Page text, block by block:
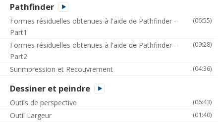
Pathfinder
(06:55)
Formes résiduelles obtenues à l'aide de Pathfinder -
Part1
(09:28)
Formes résiduelles obtenues à l'aide de Pathfinder -
Part2
(04:36)
Surimpression et Recouvrement
Dessiner et peindre
(06:43)
Outils de perspective
(01:40)
Outil Largeur